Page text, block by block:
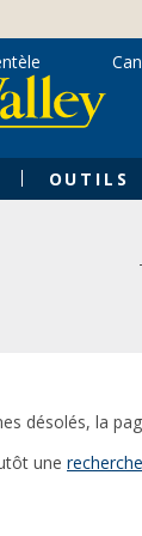
OUTILS
désolés, la
une recherche